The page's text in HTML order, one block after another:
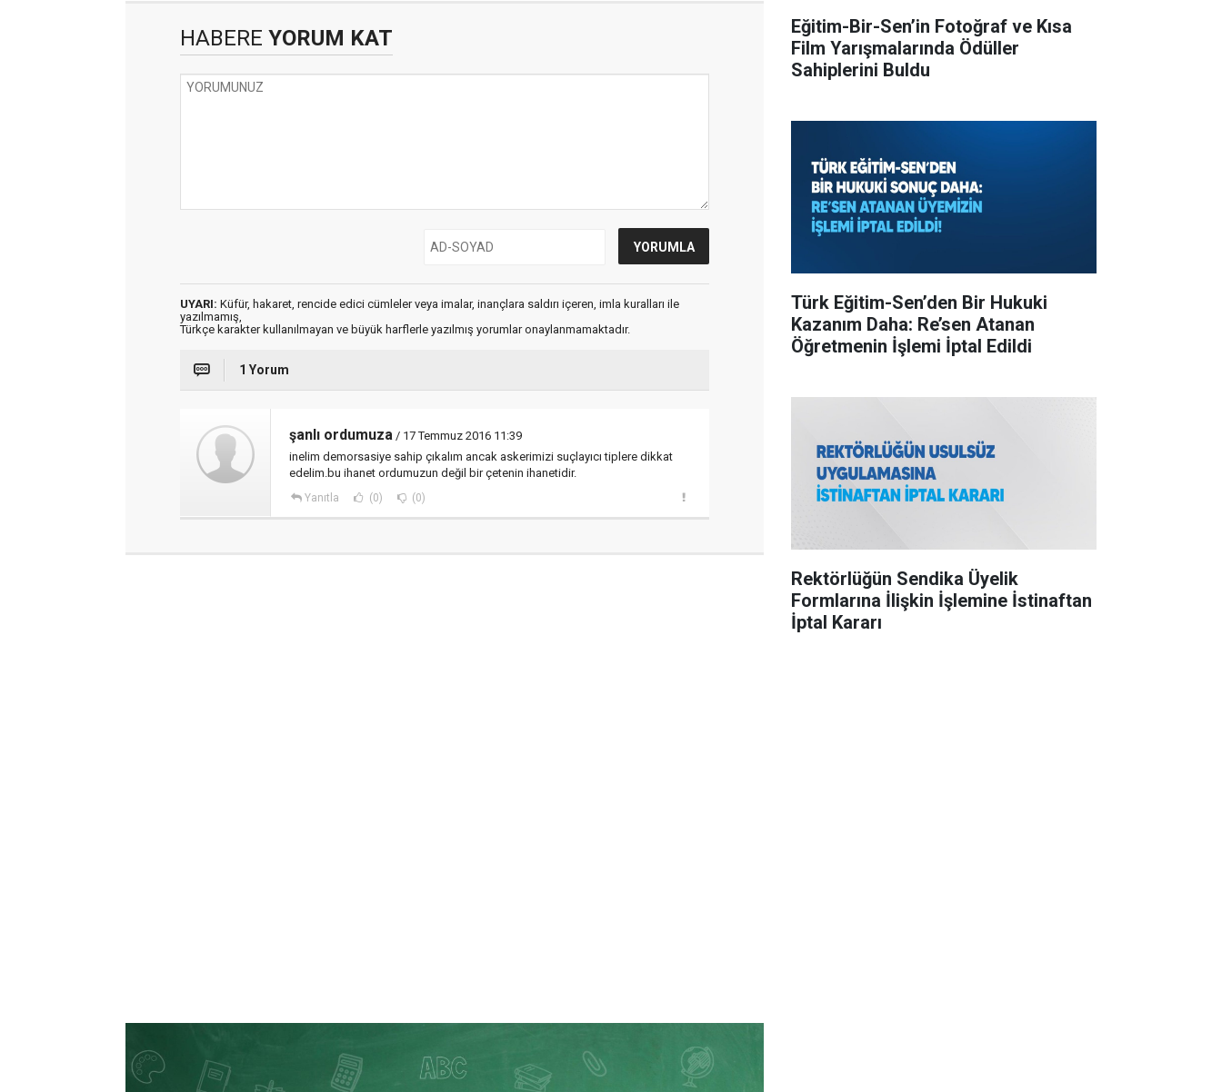
HABERE YORUM KAT
UYARI: Küfür, hakaret, rencide edici cümleler veya imalar, inançlara saldırı içeren, imla kuralları ile
yazılmamış,
Türkçe karakter kullanılmayan ve büyük harflerle yazılmış yorumlar onaylanmamaktadır.
1 Yorum
şanlı ordumuza / 17 Temmuz 2016 11:39
inelim demorsasiye sahip çıkalım ancak askerimizi suçlayıcı tiplere dikkat
edelim.bu ihanet ordumuzun değil bir çetenin ihanetidir.
Yanıtla (0) (0)
Eğitim-Bir-Sen’in Fotoğraf ve Kısa
Film Yarışmalarında Ödüller
Sahiplerini Buldu
Türk Eğitim-Sen’den Bir Hukuki
Kazanım Daha: Re’sen Atanan
Öğretmenin İşlemi İptal Edildi
Rektörlüğün Sendika Üyelik
Formlarına İlişkin İşlemine İstinaftan
İptal Kararı